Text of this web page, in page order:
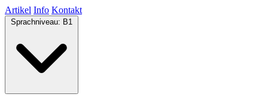
Artikel Info Kontakt
Sprachniveau: B1